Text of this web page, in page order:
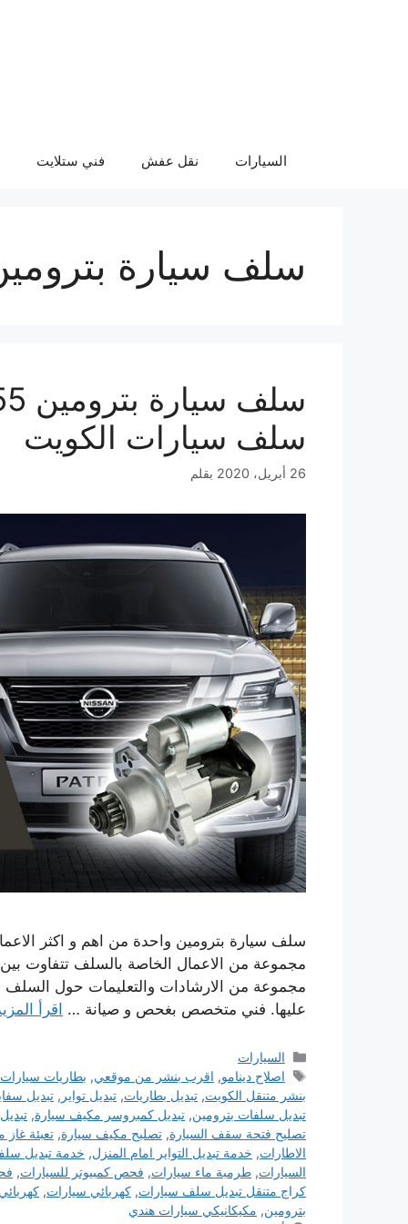
السيارات نقل عفش فني ستلايت
سلف سيارة
سلف سيارات الكويت
26 أبريل، 2020 بقلم
سلف سيارة بترومين واحدة من اهم و اكثر
مجموعة من الاعمال الخاصة بالسلف تتفاوت بين
مجموعة من الارشادات والتعليمات حول السلف
عليها. فني متخصص بغحص و صيانة … اقرأ
التصنيفات
السيارات
الوسوم
اصلاح دينامو, اقرب بنشر من موقعي, بطاريات سيارات
بنشر متنقل الكويت, تبديل بطاريات, تبديل تواير , تبديل
تبديل سلفات بترومين, تبديل كمبروسر مكيف سيارة,
تصليح فتحة سقف السيارة, تصليح مكيف سيارة, تعبئة غاز
الاطارات, خدمة تبديل التواير امام المنزل, خدمة تبديل
السيارات, طرمبة ماء سيارات, فحص كمبيوتر للسيارات,
كراج متنقل تبديل سلف سيارات, كهربائي سيارات,
بترومين, مكيكانيكي سيارات هندي